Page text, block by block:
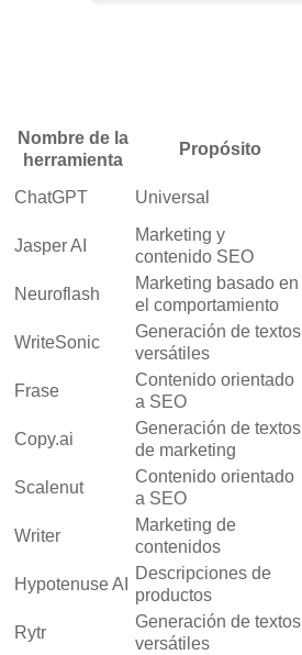
Nombre de la
herramienta
Propósito
ChatGPT Universal
Jasper AI
Marketing y
contenido SEO
Neuroflash
Marketing basado en
el comportamiento
WriteSonic
Generación de textos
versátiles
Frase
Contenido orientado
a SEO
Copy.ai
Generación de textos
de marketing
Scalenut
Contenido orientado
a SEO
Writer
Marketing de
contenidos
Hypotenuse AI
Descripciones de
productos
Rytr
Generación de textos
versátiles